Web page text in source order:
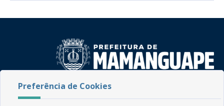
Preferência de Cookies